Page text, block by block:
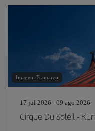
Imagen: Framarzo
17 jul 2026 - 09 ago 2026
Cirque Du Soleil -